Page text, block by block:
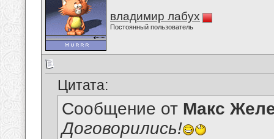
владимир лабух
Постоянный пользователь
Цитата:
Сообщение от Макс
Договорились!